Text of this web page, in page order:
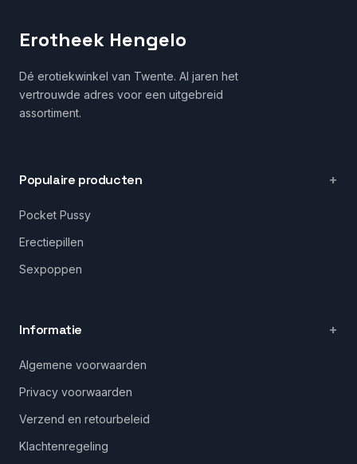
Erotheek Hengelo
Dé erotiekwinkel van Twente. Al jaren het
vertrouwde adres voor een uitgebreid
assortiment.
Populaire producten
Pocket Pussy
Erectiepillen
Sexpoppen
Informatie
Algemene voorwaarden
Privacy voorwaarden
Verzend en retourbeleid
Klachtenregeling